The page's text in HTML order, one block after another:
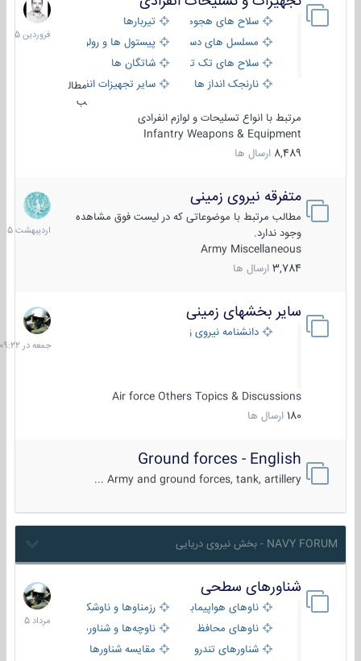
سلاح های هجومی
تیربارها
مسلسل های دستی
پیستول ها و رولورها
سلاح های تک تیر اندازیشاتگان ها
نارنجک انداز ها
سایر تجهیزات انفرادی
مطال
ب
مرتبط با انواع تسلیحات و لوازم انفرادی
Infantry Weapons & Equipment
8,489 ارسال ها
فروردین
1405
متفرقه نیروی زمینی
مطالب مرتبط با موضوعاتی که در لیست فوق مشاهده
وجود ندارد.
Army Miscellaneous
3,784 ارسال ها
27
1405
سایر بخشهای زمینی
دانشنامه نیروی زمینی
Air force Others Topics & Discussions
180 ارسال ها
جمعه
در
09:22
Ground forces - English
Army and ground forces, tank, artillery ...
NAVY FORUM - بخش نیروی دریایی
شناورهای سطحی
ناوهای هواپیمابر و بالگرد بررزمناوها و ناوشکن‌ها
ناوهای محافظ
ناوچه‌ها و شناورهای گشتی
شناورهای تندرو
مقایسه شناورها
2
مرداد
1405